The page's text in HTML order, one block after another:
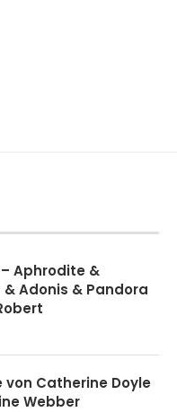
Aphrodite &
Adonis & Pandora
von Catherine Doyle
Webber